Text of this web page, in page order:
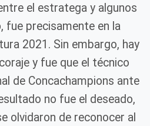
el estratega y algunos
fue precisamente en la
2021. Sin embargo, hay
y fue que el técnico
de Concachampions ante
no fue el deseado,
olvidaron de reconocer al